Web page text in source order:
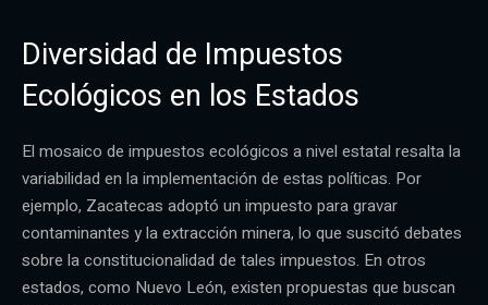
Diversidad de Impuestos
Ecológicos en los Estados
El mosaico de impuestos ecológicos a nivel estatal resalta la
variabilidad en la implementación de estas políticas. Por
ejemplo, Zacatecas adoptó un impuesto para gravar
contaminantes y la extracción minera, lo que suscitó debates
sobre la constitucionalidad de tales impuestos. En otros
estados, como Nuevo León, existen propuestas que buscan